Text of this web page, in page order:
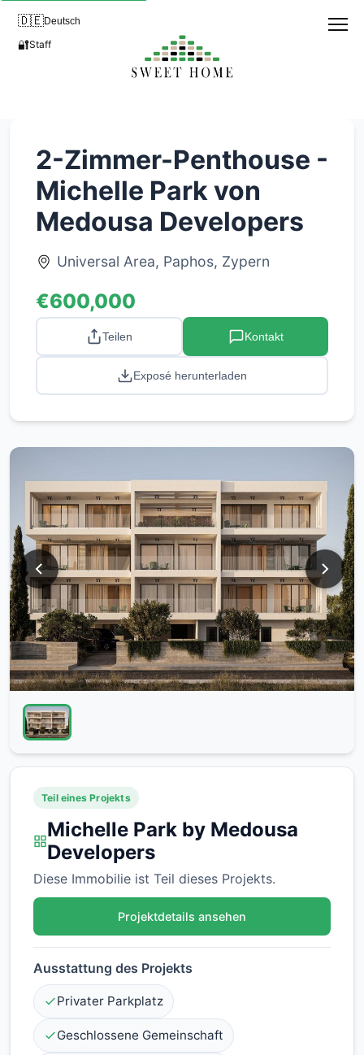
🇩🇪Deutsch
🔐Staff
2-Zimmer-Penthouse -
Michelle Park von
Medousa Developers
Universal Area, Paphos, Zypern
€600,000
Teilen Kontakt
Exposé herunterladen
Teil eines Projekts
Michelle Park by Medousa
Developers
Diese Immobilie ist Teil dieses Projekts.
Projektdetails ansehen
Ausstattung des Projekts
Privater Parkplatz
Geschlossene Gemeinschaft